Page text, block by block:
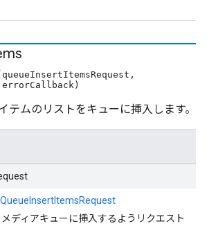
errorCallback)
テムのリストをキューに挿入します。
ディアキューに挿入するようリクエスト